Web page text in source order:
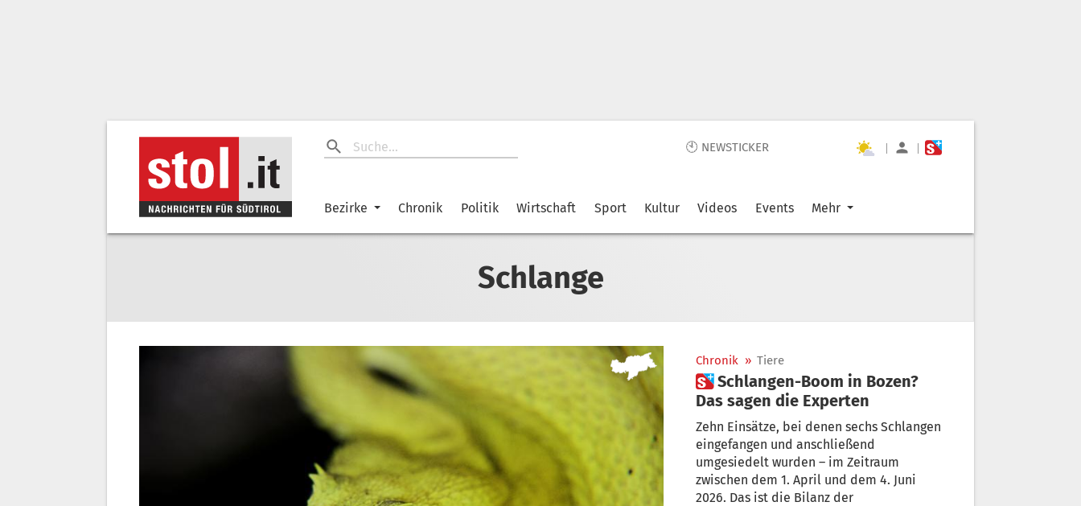
🕙 NEWSTICKER | |
Bezirke Chronik Politik Wirtschaft Sport Kultur Videos Events Mehr
Schlange
Chronik » Tiere
 Schlangen-Boom in Bozen?
Das sagen die Experten
Zehn Einsätze, bei denen sechs Schlangen
eingefangen und anschließend
umgesiedelt wurden – im Zeitraum
zwischen dem 1. April und dem 4. Juni
2026. Das ist die Bilanz der